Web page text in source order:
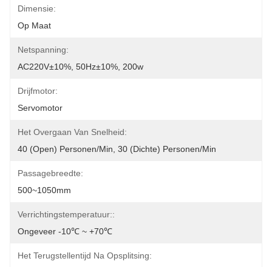
Dimensie:
Op Maat
Netspanning:
AC220V±10%, 50Hz±10%, 200w
Drijfmotor:
Servomotor
Het Overgaan Van Snelheid:
40 (open) Personen/min, 30 (dichte) Personen/min
Passagebreedte:
500~1050mm
Verrichtingstemperatuur::
Ongeveer -10℃ ~ +70℃
Het Terugstellentijd Na Opsplitsing: